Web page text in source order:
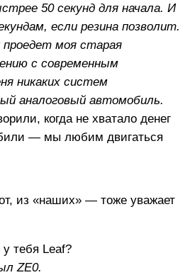
50 секунд для начала. И
если резина позволит.
проедет моя старая
с современным
никаких систем
аналоговый автомобиль.
когда не хватало денег
— мы любим двигаться
из «наших» — тоже уважает
тебя Leaf?
ZE0.